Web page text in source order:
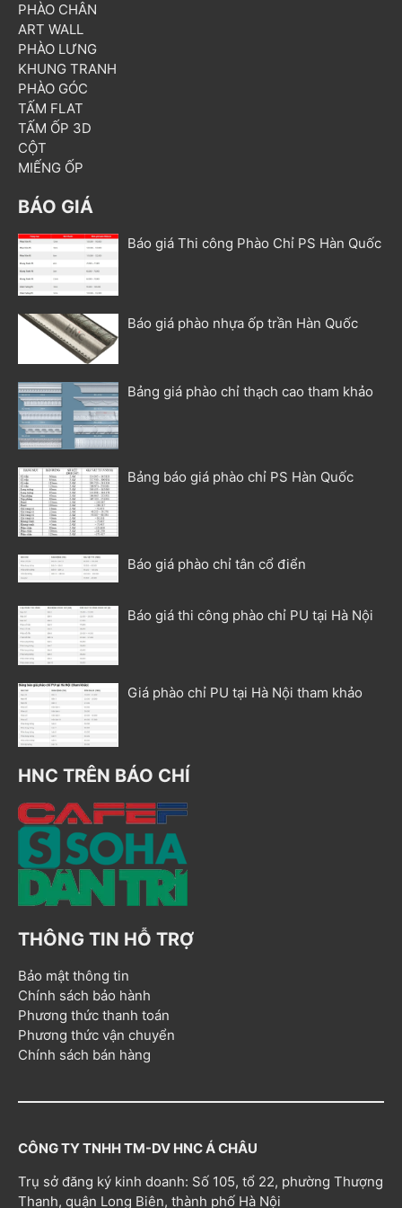
PHÀO CHÂN
ART WALL
PHÀO LƯNG
KHUNG TRANH
PHÀO GÓC
TẤM FLAT
TẤM ỐP 3D
CỘT
MIẾNG ỐP
BÁO GIÁ
Báo giá Thi công Phào Chỉ PS Hàn Quốc
Báo giá phào nhựa ốp trần Hàn Quốc
Bảng giá phào chỉ thạch cao tham khảo
Bảng báo giá phào chỉ PS Hàn Quốc
Báo giá phào chỉ tân cổ điển
Báo giá thi công phào chỉ PU tại Hà Nội
Giá phào chỉ PU tại Hà Nội tham khảo
HNC TRÊN BÁO CHÍ
THÔNG TIN HỖ TRỢ
Bảo mật thông tin
Chính sách bảo hành
Phương thức thanh toán
Phương thức vận chuyển
Chính sách bán hàng
CÔNG TY TNHH TM-DV HNC Á CHÂU
Trụ sở đăng ký kinh doanh: Số 105, tổ 22, phường Thượng
Thanh, quận Long Biên, thành phố Hà Nội